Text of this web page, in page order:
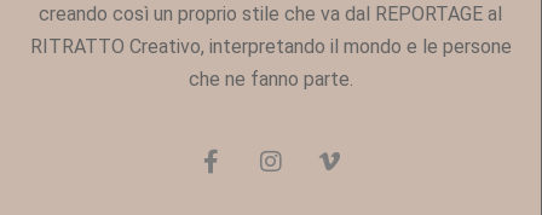
creando così un proprio stile che va dal REPORTAGE al
RITRATTO Creativo, interpretando il mondo e le persone
che ne fanno parte.